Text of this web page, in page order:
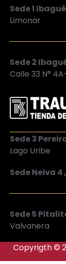
Sede 1
Limonar
Sede 2
Calle 33 N°
Sede 3
Lago Uribe
Sede Neiva 4
Sede 5
Valvanera
Copyrigth ©